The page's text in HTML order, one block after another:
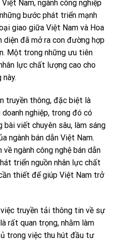
Nam, ngành công nghiệp
bước phát triển mạnh
giao giữa Việt Nam và Hoa
đã mở ra con đường hợp
Một trong những ưu tiên
lực chất lượng cao cho
này.
truyền thông, đặc biệt là
nghiệp, trong đó có
bài viết chuyên sâu, làm sáng
ngành bán dẫn Việt Nam.
ngành công nghệ bán dẫn
triển nguồn nhân lực chất
thiết để giúp Việt Nam trở
truyền tải thông tin về sự
rất quan trọng, nhằm làm
trong việc thu hút đầu tư